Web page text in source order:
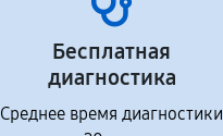
Бесплатная
диагностика
Среднее время диагностики